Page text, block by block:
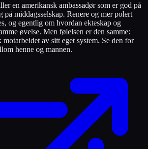
en amerikansk ambassadør som er god på
på middagsselskap. Renere og mer polert
og egentlig om hvordan ekteskap og
øvelse. Men følelsen er den samme:
av sitt eget system. Se den for
henne og mannen.